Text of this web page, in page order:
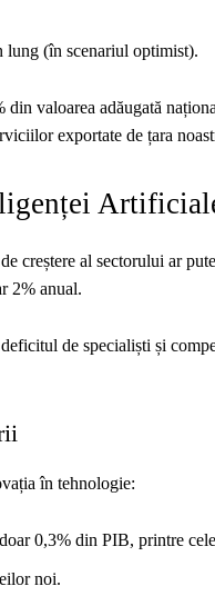
lung (în scenariul optimist).
valoarea adăugată
exportate de țara
creștere al sectorului ar
2% anual.
de specialiști și
în tehnologie:
0,3% din PIB, printre
noi.